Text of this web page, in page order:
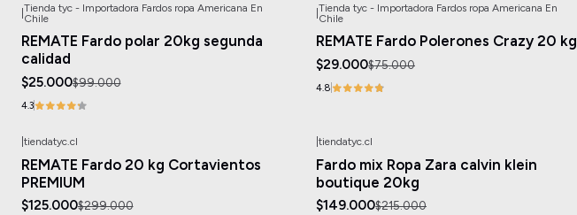
-75%
Tienda tyc - Importadora Fardos ropa Americana En
Chile
REMATE Fardo polar 20kg segunda
calidad
$25.000$99.000
4.3
-61%
Tienda tyc - Importadora Fardos ropa Americana En
Chile
REMATE Fardo Polerones Crazy 20 kg
$29.000$75.000
4.8
tiendatyc.cl
REMATE Fardo 20 kg Cortavientos
PREMIUM
$125.000$299.000
Agotado
|tiendatyc.cl
Fardo mix Ropa Zara calvin klein
boutique 20kg
$149.000$215.000